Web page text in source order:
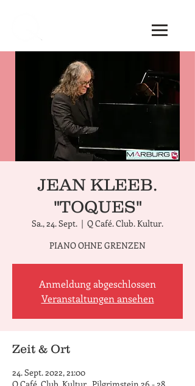
JEAN KLEEB.
"TOQUES"
Sa., 24. Sept.
  |
Q Café. Club. Kultur.
PIANO OHNE GRENZEN
Anmeldung abgeschlossen
Veranstaltungen ansehen
Zeit & Ort
24. Sept. 2022, 21:00